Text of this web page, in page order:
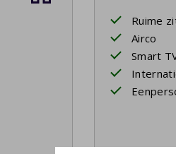
Ruime
Airco
Smart